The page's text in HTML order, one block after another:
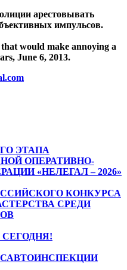
арестовывать
импульсов.
would make annoying a
June 6, 2013.
ЭТАПА
ОПЕРАТИВНО-
«НЕЛЕГАЛ – 2026»
КОНКУРСА
СРЕДИ